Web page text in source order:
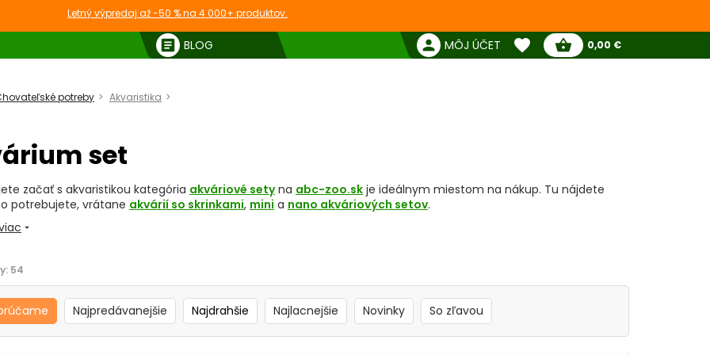
Letný výpredaj až -50 % na 4 000+ produktov.
article BLOG person MÔJ ÚČET favorite shopping_basket 0,00 €
potreby Akvaristika
set
začať s akvaristikou kategória akváriové setyna abc-zoo.sk je ideálnym miestom na nákup. Tu nájdete
potrebujete, vrátane akvárií so skrinkami, mini a nano akváriových setov.
arrow_drop_down
si vybrať akváriový set?
sety ponúkajú niekoľko výhod:
výbava: každý set obsahuje všetko potrebné na štart –akvárium,osvetlenie,filtráciu
54
Najpredávanejšie Najdrahšie Najlacnejšie Novinky So zľavou